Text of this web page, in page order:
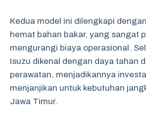
Kedua model ini dilengkapi
hemat bahan bakar, yang sangat
mengurangi biaya operasional.
Isuzu dikenal dengan daya tahan
perawatan, menjadikannya
menjanjikan untuk kebutuhan
Jawa Timur.